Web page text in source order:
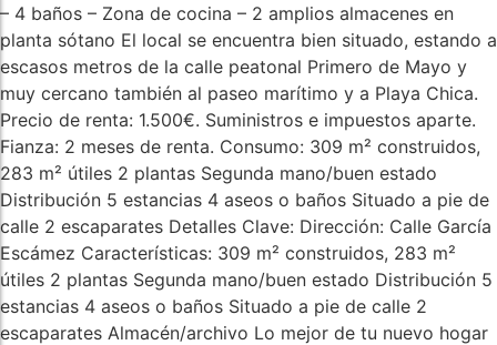
– 4 baños – Zona de cocina – 2 amplios almacenes en
planta sótano El local se encuentra bien situado, estando a
escasos metros de la calle peatonal Primero de Mayo y
muy cercano también al paseo marítimo y a Playa Chica.
Precio de renta: 1.500€. Suministros e impuestos aparte.
Fianza: 2 meses de renta. Consumo: 309 m² construidos,
283 m² útiles 2 plantas Segunda mano/buen estado
Distribución 5 estancias 4 aseos o baños Situado a pie de
calle 2 escaparates Detalles Clave: Dirección: Calle García
Escámez Características: 309 m² construidos, 283 m²
útiles 2 plantas Segunda mano/buen estado Distribución 5
estancias 4 aseos o baños Situado a pie de calle 2
escaparates Almacén/archivo Lo mejor de tu nuevo hogar